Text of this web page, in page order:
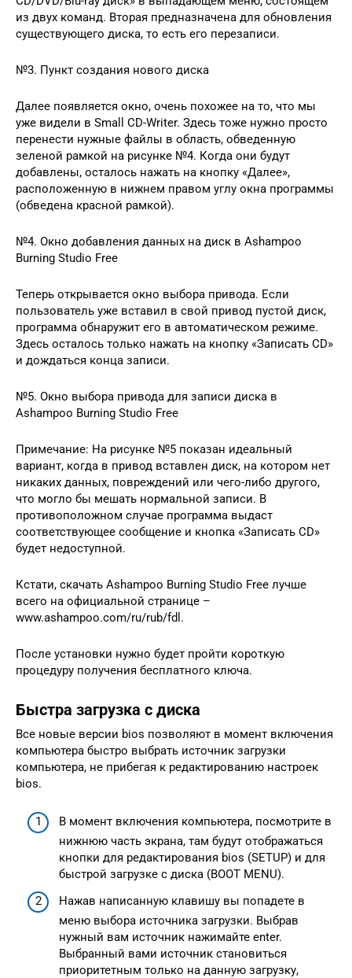
из двух команд. Вторая предназначена для обновления
существующего диска, то есть его перезаписи.
№3. Пункт создания нового диска
Далее появляется окно, очень похожее на то, что мы
уже видели в Small CD-Writer. Здесь тоже нужно просто
перенести нужные файлы в область, обведенную
зеленой рамкой на рисунке №4. Когда они будут
добавлены, осталось нажать на кнопку «Далее»,
расположенную в нижнем правом углу окна программы
(обведена красной рамкой).
№4. Окно добавления данных на диск в Ashampoo
Burning Studio Free
Теперь открывается окно выбора привода. Если
пользователь уже вставил в свой привод пустой диск,
программа обнаружит его в автоматическом режиме.
Здесь осталось только нажать на кнопку «Записать CD»
и дождаться конца записи.
№5. Окно выбора привода для записи диска в
Ashampoo Burning Studio Free
Примечание: На рисунке №5 показан идеальный
вариант, когда в привод вставлен диск, на котором нет
никаких данных, повреждений или чего-либо другого,
что могло бы мешать нормальной записи. В
противоположном случае программа выдаст
соответствующее сообщение и кнопка «Записать CD»
будет недоступной.
Кстати, скачать Ashampoo Burning Studio Free лучше
всего на официальной странице –
www.ashampoo.com/ru/rub/fdl.
После установки нужно будет пройти короткую
процедуру получения бесплатного ключа.
Быстра загрузка с диска
Все новые версии bios позволяют в момент включения
компьютера быстро выбрать источник загрузки
компьютера, не прибегая к редактированию настроек
bios.
В момент включения компьютера, посмотрите в
нижнюю часть экрана, там будут отображаться
кнопки для редактирования bios (SETUP) и для
быстрой загрузке с диска (BOOT MENU).
Нажав написанную клавишу вы попадете в
меню выбора источника загрузки. Выбрав
нужный вам источник нажимайте enter.
Выбранный вами источник становиться
приоритетным только на данную загрузку,